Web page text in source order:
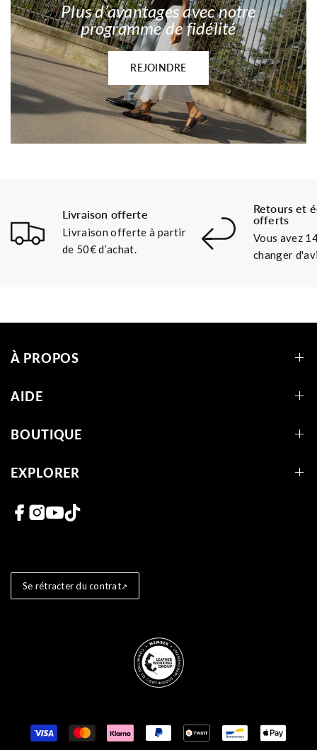
Plus d’avantages avec notre
programme de fidélité
REJOINDRE
Livraison offerte
Livraison offerte à partir
de 50€ d’achat.
Retours et
offerts
Vous avez
changer
À PROPOS
AIDE
BOUTIQUE
EXPLORER
Liens vers les réseaux sociaux
Se rétracter du contrat
Moyens de paiement